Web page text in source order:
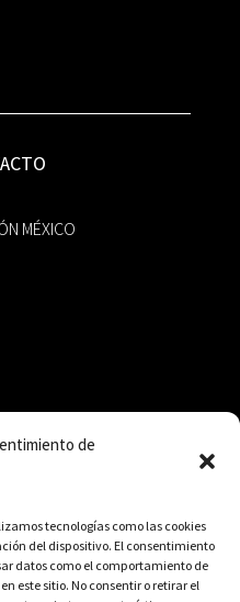
de
tecnologías como las cookies
del dispositivo. El consentimiento
datos como el comportamiento de
este sitio. No consentir o retirar el
MÉXICO